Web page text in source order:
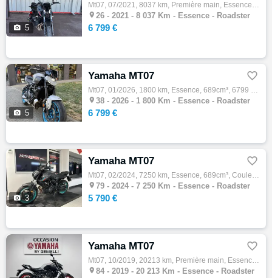
 5
Mt07, 07/2021, 8037 km, Première main, Essence, 695cm³, Couleur gris, 6799 € Equipements : Révision des 10 000 kms effectuées Pneu avant ne…
 26 - 2021 - 8 037 Km - Essence - Roadster
6 799 €
 5
Yamaha MT07 
Mt07, 01/2026, 1800 km, Essence, 689cm³, 6799 € Equipements : Entretient à jour EQUIPEMENTS : -Support plaque court -Saute-vent Assurance s…
 38 - 2026 - 1 800 Km - Essence - Roadster
6 799 €
 3
Yamaha MT07 
Mt07, 02/2024, 7250 km, Essence, 689cm³, Couleur gris, 5790 € Equipements : Moto en parfait état, Sort de révision, rien à prévoir. Equipée…
 79 - 2024 - 7 250 Km - Essence - Roadster
5 790 €
Yamaha MT07 
Mt07, 10/2019, 20213 km, Première main, Essence, 695cm³, Couleur gris, 4590 € Equipements : MT-07 35KW entièrement d origine, rabaissé, 1er…
 84 - 2019 - 20 213 Km - Essence - Roadster